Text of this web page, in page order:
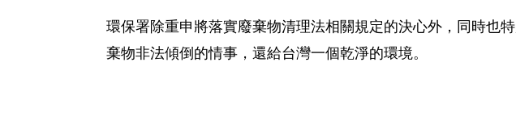
環保署除重申將落實廢棄物清理法相關規定的決心外，同時也
棄物非法傾倒的情事，還給台灣一個乾淨的環境。